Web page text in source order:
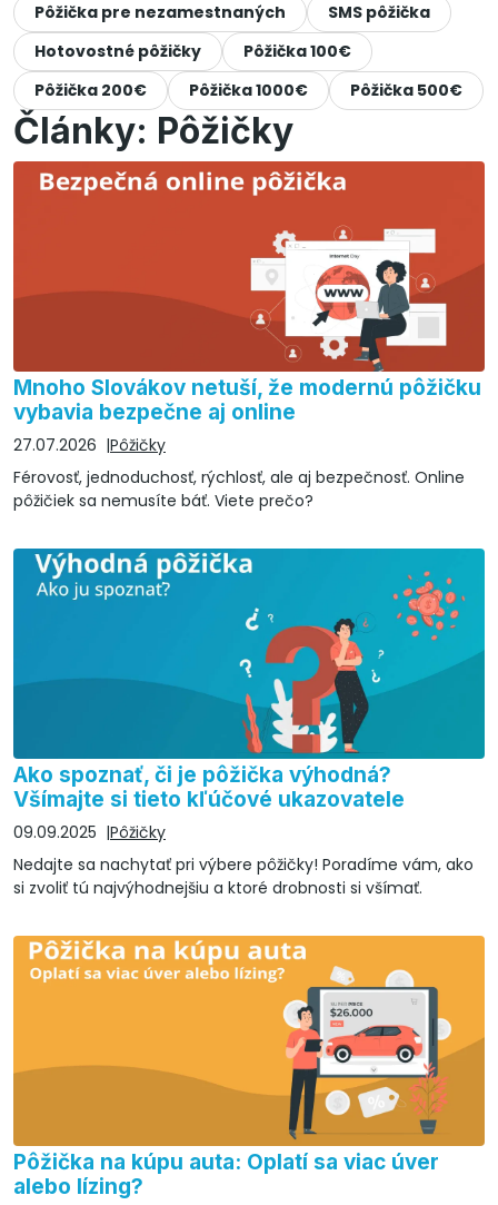
Pôžička pre nezamestnaných
SMS pôžička
Hotovostné pôžičky
Pôžička 100€
Pôžička 200€
Pôžička 1000€ Pôžička 500€
Články: Pôžičky
Mnoho Slovákov netuší, že modernú pôžičku
vybavia bezpečne aj online
27.07.2026
Pôžičky
Férovosť, jednoduchosť, rýchlosť, ale aj bezpečnosť. Online
pôžičiek sa nemusíte báť. Viete prečo?
Ako spoznať, či je pôžička výhodná?
Všímajte si tieto kľúčové ukazovatele
09.09.2025
Pôžičky
Nedajte sa nachytať pri výbere pôžičky! Poradíme vám, ako
si zvoliť tú najvýhodnejšiu a ktoré drobnosti si všímať.
Pôžička na kúpu auta: Oplatí sa viac úver
alebo lízing?